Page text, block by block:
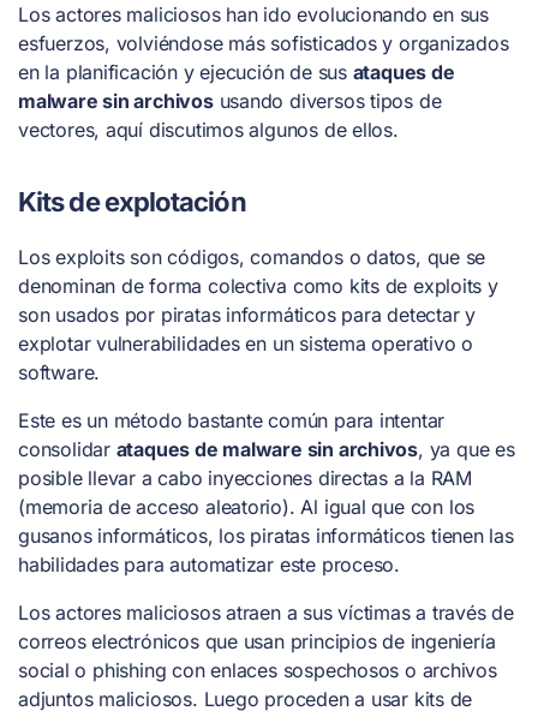
Los actores maliciosos han ido evolucionando en sus
esfuerzos, volviéndose más sofisticados y organizados
en la planificación y ejecución de sus ataques de
malware sin archivosusando diversos tipos de
vectores, aquí discutimos algunos de ellos.
Kits de explotación
Los exploits son códigos, comandos o datos, que se
denominan de forma colectiva como kits de exploits y
son usados por piratas informáticos para detectar y
explotar vulnerabilidades en un sistema operativo o
software.
Este es un método bastante común para intentar
consolidar ataques de malware sin archivos, ya que es
posible llevar a cabo inyecciones directas a la RAM
(memoria de acceso aleatorio). Al igual que con los
gusanos informáticos, los piratas informáticos tienen las
habilidades para automatizar este proceso.
Los actores maliciosos atraen a sus víctimas a través de
correos electrónicos que usan principios de ingeniería
social o phishing con enlaces sospechosos o archivos
adjuntos maliciosos. Luego proceden a usar kits de